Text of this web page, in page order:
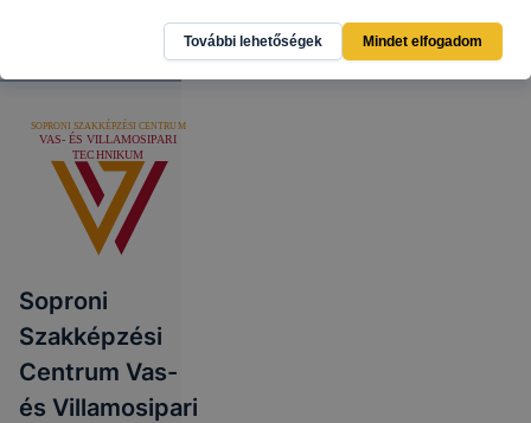
Soproni
Szakképzési
Centrum Vas-
és Villamosipari
További lehetőségek Mindet elfogadom